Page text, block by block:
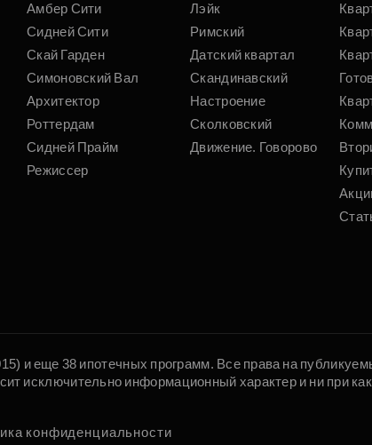
Амбер Сити
Сидней Сити
Скай Гарден
Симоновский Вал
Архитектор
Роттердам
Сидней Прайм
Режиссер
Лэйк
Римский
Датский квартал
Скандинавский
Настроение
Сколковский
Движение. Говорово
и еще 38 ипотечных программ. Все права на
исключительно информационный характер и ни при
конфиденциальности